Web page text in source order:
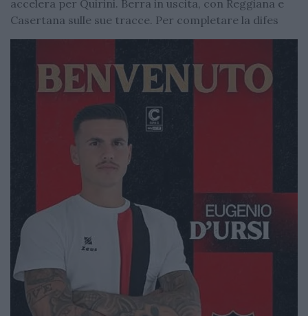
accelera per Quirini. Berra in uscita, con Reggiana e
Casertana sulle sue tracce. Per completare la difes